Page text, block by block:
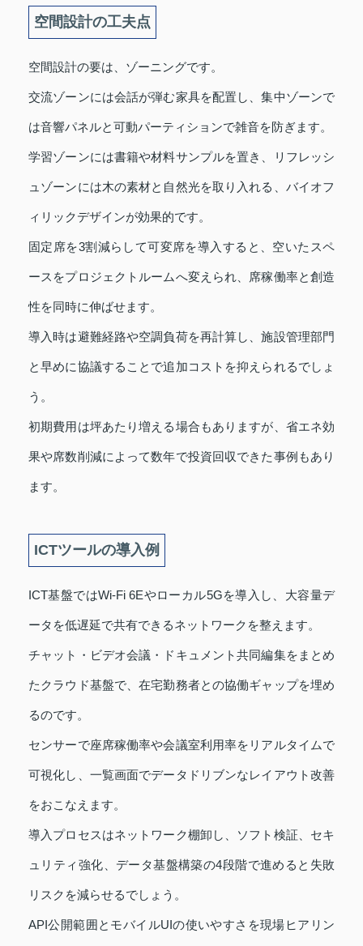
空間設計の工夫点
空間設計の要は、ゾーニングです。
交流ゾーンには会話が弾む家具を配置し、集中ゾーンで
は音響パネルと可動パーティションで雑音を防ぎます。
学習ゾーンには書籍や材料サンプルを置き、リフレッシ
ュゾーンには木の素材と自然光を取り入れる、バイオフ
ィリックデザインが効果的です。
固定席を3割減らして可変席を導入すると、空いたスペ
ースをプロジェクトルームへ変えられ、席稼働率と創造
性を同時に伸ばせます。
導入時は避難経路や空調負荷を再計算し、施設管理部門
と早めに協議することで追加コストを抑えられるでしょ
う。
初期費用は坪あたり増える場合もありますが、省エネ効
果や席数削減によって数年で投資回収できた事例もあり
ます。
ICTツールの導入例
ICT基盤ではWi-Fi 6Eやローカル5Gを導入し、大容量デ
ータを低遅延で共有できるネットワークを整えます。
チャット・ビデオ会議・ドキュメント共同編集をまとめ
たクラウド基盤で、在宅勤務者との協働ギャップを埋め
るのです。
センサーで座席稼働率や会議室利用率をリアルタイムで
可視化し、一覧画面でデータドリブンなレイアウト改善
をおこなえます。
導入プロセスはネットワーク棚卸し、ソフト検証、セキ
ュリティ強化、データ基盤構築の4段階で進めると失敗
リスクを減らせるでしょう。
API公開範囲とモバイルUIの使いやすさを現場ヒアリン